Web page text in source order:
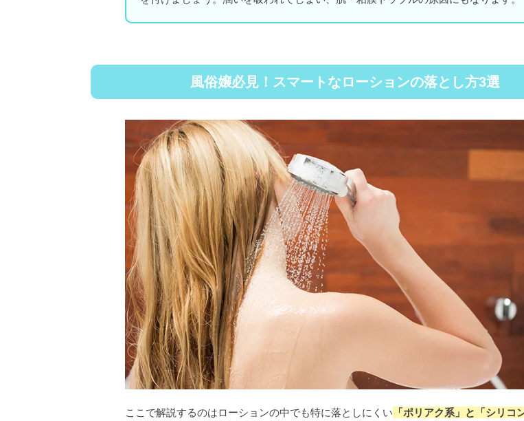
風俗嬢必見！スマートなローションの落とし方3選
ここで解説するのはローションの中でも特に落としにくい 「ポリアク系」と「シリコ